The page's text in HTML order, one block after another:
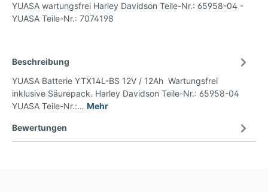
YUASA wartungsfrei Harley Davidson Teile-Nr.: 65958-04 -
YUASA Teile-Nr.: 7074198
Beschreibung
YUASA Batterie YTX14L-BS 12V / 12Ah Wartungsfrei
inklusive Säurepack. Harley Davidson Teile-Nr.: 65958-04
YUASA Teile-Nr.:… Mehr
Bewertungen